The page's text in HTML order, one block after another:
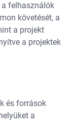
felhasználók
követését, a
a projekt
a projektek
és források
a